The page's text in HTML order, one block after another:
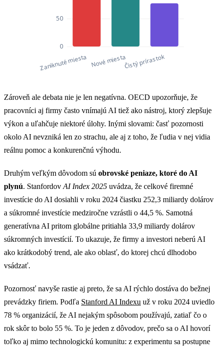
Vplyv AI na trh práce do roku
Zaniknuté miesta 92
Nové miesta 170
Zároveň ale debata nie je len negatívna. OECD upozorňuje, že
pracovníci aj firmy často vnímajú AI tiež ako nástroj, ktorý zlepšuje
výkon a uľahčuje niektoré úlohy. Inými slovami: časť pozornosti
okolo AI nevzniká len zo strachu, ale aj z toho, že ľudia v nej vidia
reálnu pomoc a konkurenčnú výhodu.
Druhým veľkým dôvodom sú obrovské peniaze, ktoré do AI
plynú. Stanfordov AI Index 2025 uvádza, že celkové firemné
investície do AI dosiahli v roku 2024 čiastku 252,3 miliardy dolárov
a súkromné investície medziročne vzrástli o 44,5 %. Samotná
generatívna AI pritom globálne pritiahla 33,9 miliardy dolárov
súkromných investícií. To ukazuje, že firmy a investori neberú AI
ako krátkodobý trend, ale ako oblasť, do ktorej chcú dlhodobo
vsádzať.
Pozornosť navyše rastie aj preto, že sa AI rýchlo dostáva do bežnej
prevádzky firiem. Podľa Stanford AI Indexu už v roku 2024 uviedlo
78 % organizácií, že AI nejakým spôsobom používajú, zatiaľ čo o
rok skôr to bolo 55 %. To je jeden z dôvodov, prečo sa o AI hovorí
toľko aj mimo technologickú komunitu: z experimentu sa postupne